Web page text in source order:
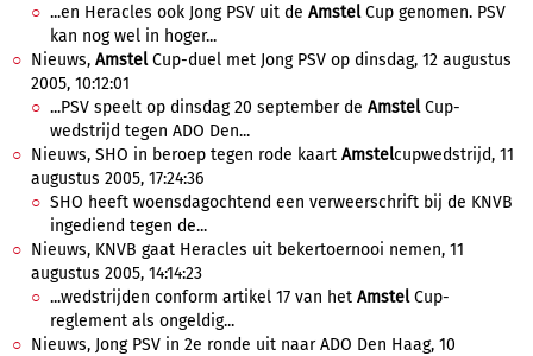
...en Heracles ook Jong PSV uit de AmstelCup genomen. PSV
kan nog wel in hoger...
Nieuws, AmstelCup-duel met Jong PSV op dinsdag, 12 augustus
2005, 10:12:01
...PSV speelt op dinsdag 20 september de AmstelCup-
wedstrijd tegen ADO Den...
Nieuws, SHO in beroep tegen rode kaart Amstelcupwedstrijd, 11
augustus 2005, 17:24:36
SHO heeft woensdagochtend een verweerschrift bij de KNVB
ingediend tegen de...
Nieuws, KNVB gaat Heracles uit bekertoernooi nemen, 11
augustus 2005, 14:14:23
...wedstrijden conform artikel 17 van het AmstelCup-
reglement als ongeldig...
Nieuws, Jong PSV in 2e ronde uit naar ADO Den Haag, 10